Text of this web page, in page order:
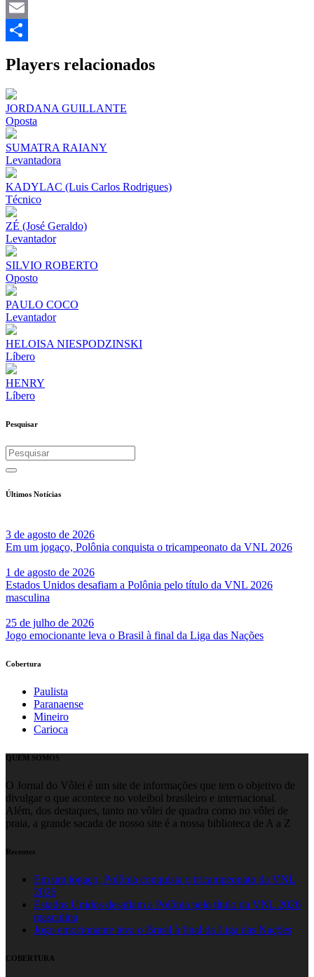
Mastodon
Email
Players relacionados
JORDANA GUILLANTE
Oposta
SUMATRA RAIANY
Levantadora
KADYLAC (Luis Carlos Rodrigues)
Técnico
ZÉ (José Geraldo)
Levantador
SILVIO ROBERTO
Oposto
PAULO COCO
Levantador
HELOISA NIESPODZINSKI
Líbero
HENRY
Líbero
Pesquisar
Últimos Notícias
3 de agosto de 2026
Em um jogaço, Polônia conquista o tricampeonato da VNL 2026
1 de agosto de 2026
Estados Unidos desafiam a Polônia pelo título da VNL 2026
masculina
25 de julho de 2026
Jogo emocionante leva o Brasil à final da Liga das Nações
Cobertura
Paulista
Paranaense
Mineiro
Carioca
QUEM SOMOS
O Jornal do Vôlei é um site de informações que tem o objetivo de
divulgar o que acontece no voleibol brasileiro e internacional.
Além, dos destaques, tanto no vôlei de quadra como no vôlei de
praia, a grande sacada de nosso site é a nossa biblioteca de A a Z
Recentes
Em um jogaço, Polônia conquista o tricampeonato da VNL
2026
Estados Unidos desafiam a Polônia pelo título da VNL 2026
masculina
Jogo emocionante leva o Brasil à final da Liga das Nações
COBERTURA